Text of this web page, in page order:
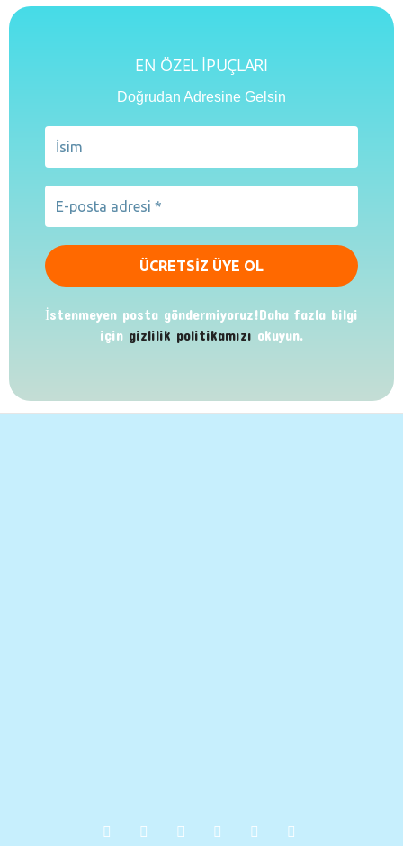
EN ÖZEL İPUÇLARI
Doğrudan Adresine Gelsin
İstenmeyen posta göndermiyoruz!Daha fazla bilgi
için gizlilik politikamızı okuyun.